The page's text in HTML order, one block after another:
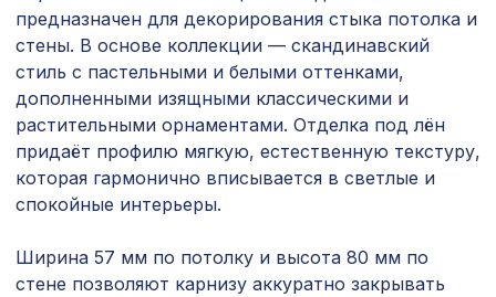
1000х680мм, ХДФ, клён
Перфорированная панель
Ремень для бруса/балки 90мм
(20х1000мм), медь
Консоль для архитектурного бруса
90х55мм, красный сандал
Перфорированная панель КВАДРО 8-
28, 1030х695мм, ХДФ, венге
предназначен для декорирования стыка потолка и
стены. В основе коллекции — скандинавский
стиль с пастельными и белыми оттенками,
дополненными изящными классическими и
растительными орнаментами. Отделка под лён
придаёт профилю мягкую, естественную текстуру,
которая гармонично вписывается в светлые и
спокойные интерьеры.
Ширина 57 мм по потолку и высота 80 мм по
стене позволяют карнизу аккуратно закрывать